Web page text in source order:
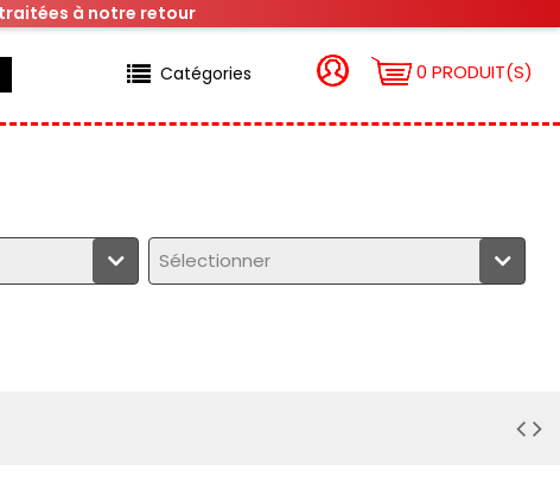
traitées à notre retour
Catégories 0 PRODUIT(S)
Sélectionner